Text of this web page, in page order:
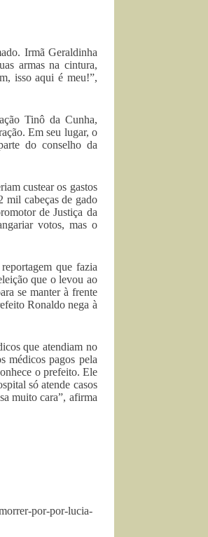
Irmã Geraldinha
armas na cintura,
isso aqui é meu!”,
Tinô da Cunha,
Em seu lugar, o
do conselho da
custear os gastos
mil cabeças de gado
de Justiça da
votos, mas o
que fazia
que o levou ao
se manter à frente
Ronaldo nega à
que atendiam no
médicos pagos pela
o prefeito. Ele
só atende casos
muito cara”, afirma
por-por-lucia-